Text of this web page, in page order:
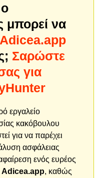
μπορεί να
Adicea.app
Σαρώστε
για
εργαλείο
κακόβουλου
για να παρέχει
ασφάλειας
ενός ευρέος
Adicea.app, καθώς